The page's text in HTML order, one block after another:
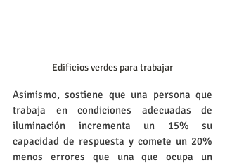
Edificios verdes para trabajar
Asimismo, sostiene que una persona que
trabaja en condiciones adecuadas de
iluminación incrementa un 15% su
capacidad de respuesta y comete un 20%
menos errores que una que ocupa un